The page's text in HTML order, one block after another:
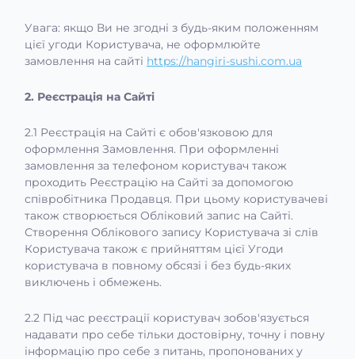
Увага: якщо Ви не згодні з будь-яким положенням
цієї угоди Користувача, не оформлюйте
замовлення на сайті https://hangiri-sushi.com.ua
2. Реєстрація на Сайті
2.1 Реєстрація на Сайті є обов'язковою для
оформлення Замовлення. При оформленні
замовлення за телефоном користувач також
проходить Реєстрацію на Сайті за допомогою
співробітника Продавця. При цьому користувачеві
також створюється Обліковий запис на Сайті.
Створення Облікового запису Користувача зі слів
Користувача також є прийняттям цієї Угоди
користувача в повному обсязі і без будь-яких
виключень і обмежень.
2.2 Під час реєстрації користувач зобов'язується
надавати про себе тільки достовірну, точну і повну
інформацію про себе з питань, пропонованих у